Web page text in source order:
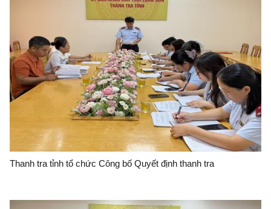
Thanh tra tỉnh tổ chức Công bố Quyết định thanh tra